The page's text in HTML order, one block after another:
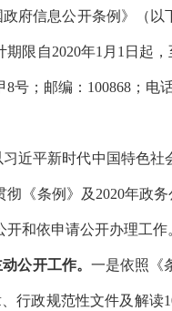
府信息公开条例》（
期限自2020年1 月 1 日起，
8号；邮编： 100868 ；电
近平新时代中国特色
彻《条例》及 2020年政务
和依申请公开办理工作
公开工作。 一是依照《
行政规范性文件及解读